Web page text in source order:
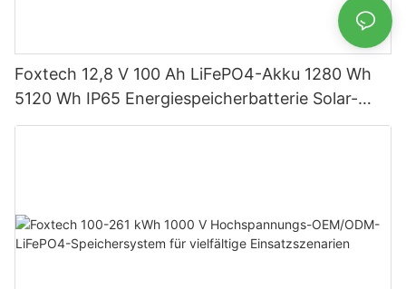
Foxtech 12,8 V 100 Ah LiFePO4-Akku 1280 Wh
5120 Wh IP65 Energiespeicherbatterie Solar-
Heimsysteme